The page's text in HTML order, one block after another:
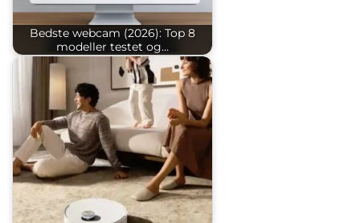
Bedste webcam (2026): Top 8
modeller testet og…